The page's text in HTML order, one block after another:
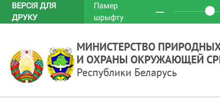
ВЕРСІЯ ДЛЯ
ДРУКУ
Памер
шрыфту
─